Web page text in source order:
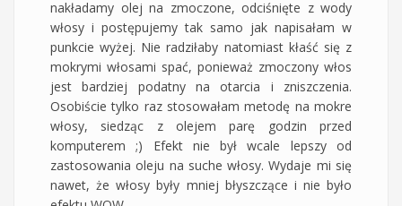
nakładamy olej na zmoczone, odciśnięte z wody
włosy i postępujemy tak samo jak napisałam w
punkcie wyżej. Nie radziłaby natomiast kłaść się z
mokrymi włosami spać, ponieważ zmoczony włos
jest bardziej podatny na otarcia i zniszczenia.
Osobiście tylko raz stosowałam metodę na mokre
włosy, siedząc z olejem parę godzin przed
komputerem ;) Efekt nie był wcale lepszy od
zastosowania oleju na suche włosy. Wydaje mi się
nawet, że włosy były mniej błyszczące i nie było